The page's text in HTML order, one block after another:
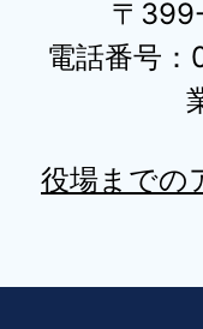
〒
電話番号
役場までの